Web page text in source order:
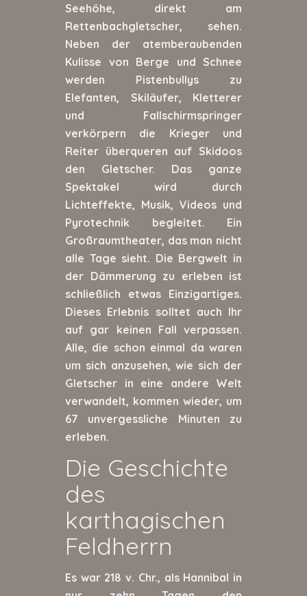
Seehöhe, direkt am
Rettenbachgletscher, sehen.
Neben der atemberaubenden
Kulisse von Berge und Schnee
werden Pistenbullys zu
Elefanten, Skiläufer, Kletterer
und Fallschirmspringer
verkörpern die Krieger und
Reiter überqueren auf Skidoos
den Gletscher. Das ganze
Spektakel wird durch
Lichteffekte, Musik, Videos und
Pyrotechnik begleitet. Ein
Großraumtheater, das man nicht
alle Tage sieht. Die Bergwelt in
der Dämmerung zu erleben ist
schließlich etwas Einzigartiges.
Dieses Erlebnis solltet auch Ihr
auf gar keinen Fall verpassen.
Alle, die schon einmal da waren
um sich anzusehen, wie sich der
Gletscher in eine andere Welt
verwandelt, kommen wieder, um
67 unvergessliche Minuten zu
erleben.
Die Geschichte
des
karthagischen
Feldherrn
Es war 218 v. Chr., als Hannibal in